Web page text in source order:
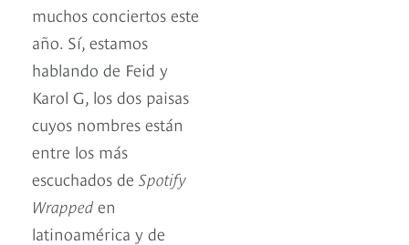
muchos conciertos este
año. Sí, estamos
hablando de Feid y
Karol G, los dos paisas
cuyos nombres están
entre los más
escuchados de Spotify
Wrapped en
latinoamérica y de